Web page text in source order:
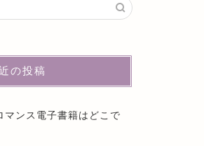
の投稿
マンス電子書籍はどこで